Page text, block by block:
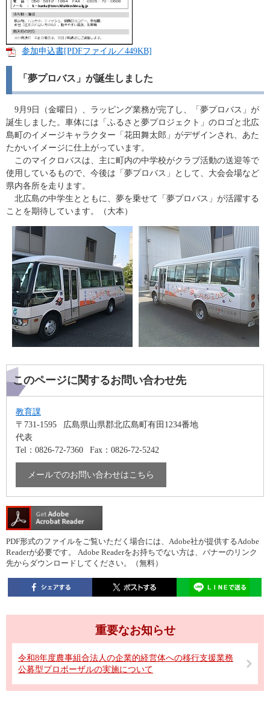
重要なお知らせ
令和8年度農事組合法人の企業的経営体への移行支援業務
公募型プロポーザルの実施について
参加申込書[PDFファイル／449KB]
「夢プロバス」が誕生しました
9月9日（金曜日）、ラッピング業務が完了し、「夢プロバス」が
誕生しました。車体には「ふるさと夢プロジェクト」のロゴと北広
島町のイメージキャラクター「花田舞太郎」がデザインされ、あた
たかいイメージに仕上がっています。
このマイクロバスは、主に町内の中学校がクラブ活動の送迎等で
使用しているもので、今後は「夢プロバス」として、大会会場など
県内各所を走ります。
北広島の中学生とともに、夢を乗せて「夢プロバス」が活躍する
ことを期待しています。（大本）
このページに関するお問い合わせ先
教育課
〒731-1595
広島県山県郡北広島町有田1234番地
代表
Tel：0826-72-7360
Fax：0826-72-5242
メールでのお問い合わせはこちら
PDF形式のファイルをご覧いただく場合には、Adobe社が提供するAdobe
Readerが必要です。
Adobe Readerをお持ちでない方は、バナーのリンク
先からダウンロードしてください。（無料）